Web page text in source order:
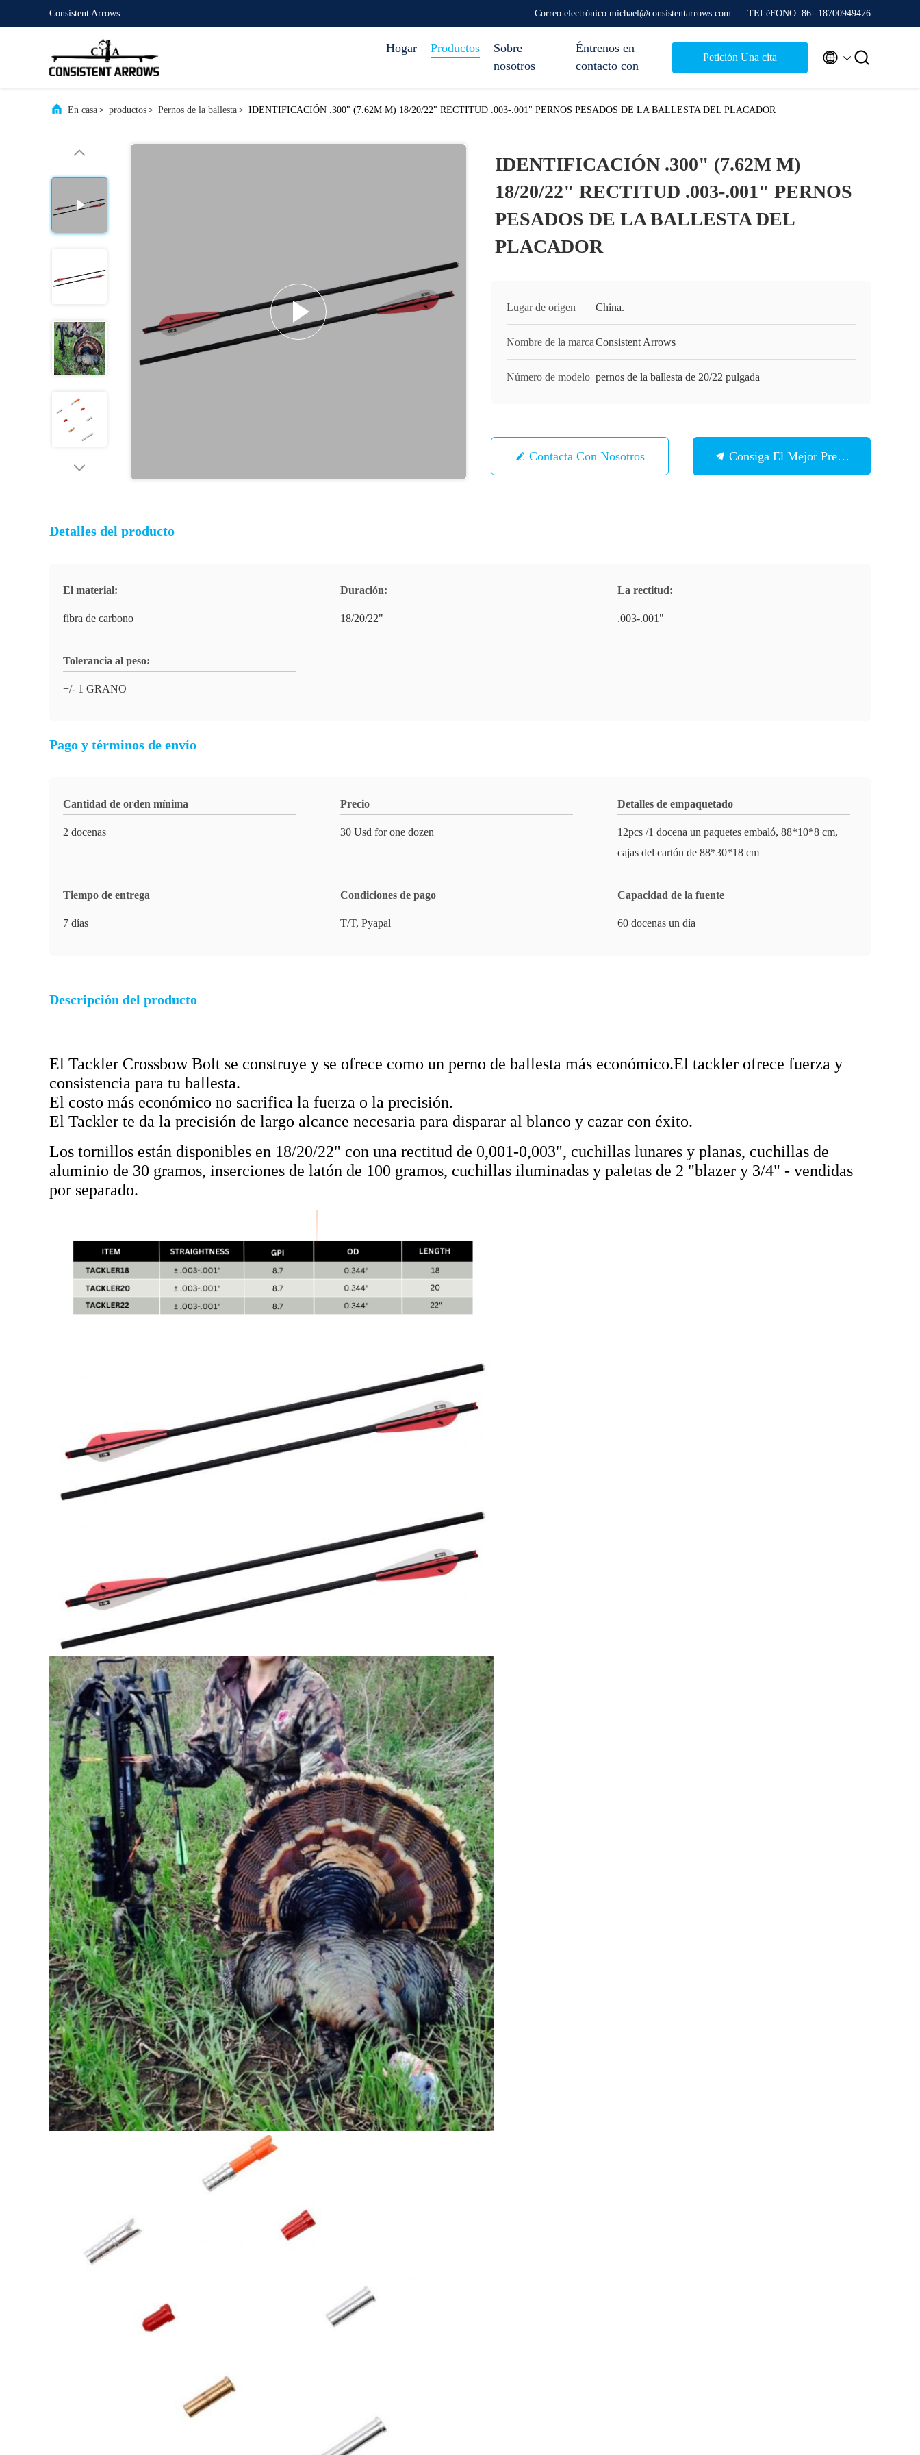
Consistent Arrows Correo electrónico michael@consistentarrows.com TELéFONO: 86--18700949476
Hogar Productos
Sobre
nosotros
Éntrenos en
contacto con
Petición Una cita  
En casa> productos> Pernos de la ballesta> IDENTIFICACIÓN .300" (7.62M M) 18/20/22" RECTITUD .003-.001" PERNOS PESADOS DE LA BALLESTA DEL PLACADOR
IDENTIFICACIÓN .300" (7.62M M)
18/20/22" RECTITUD .003-.001" PERNOS
PESADOS DE LA BALLESTA DEL
PLACADOR
Lugar de origen China.
Nombre de la marcaConsistent Arrows
Número de modelo pernos de la ballesta de 20/22 pulgada
Contacta Con Nosotros Consiga El Mejor Precio
Detalles del producto
El material:
fibra de carbono
Duración:
18/20/22"
La rectitud:
.003-.001"
Tolerancia al peso:
+/- 1 GRANO
Pago y términos de envío
Cantidad de orden mínima
2 docenas
Precio
30 Usd for one dozen
Detalles de empaquetado
12pcs /1 docena un paquetes embaló, 88*10*8 cm,
cajas del cartón de 88*30*18 cm
Tiempo de entrega
7 días
Condiciones de pago
T/T, Pyapal
Capacidad de la fuente
60 docenas un día
Descripción del producto
El Tackler Crossbow Bolt se construye y se ofrece como un perno de ballesta más económico.El tackler ofrece fuerza y
consistencia para tu ballesta.
El costo más económico no sacrifica la fuerza o la precisión.
El Tackler te da la precisión de largo alcance necesaria para disparar al blanco y cazar con éxito.
Los tornillos están disponibles en 18/20/22" con una rectitud de 0,001-0,003", cuchillas lunares y planas, cuchillas de
aluminio de 30 gramos, inserciones de latón de 100 gramos, cuchillas iluminadas y paletas de 2 "blazer y 3/4" - vendidas
por separado.